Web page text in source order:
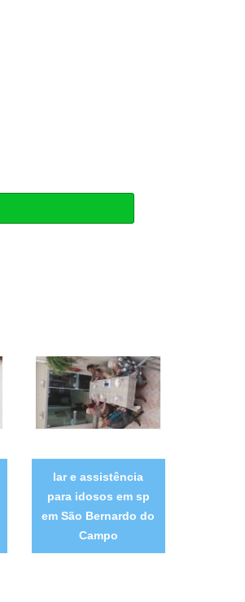
lar e assistência
para idosos em sp
em São Bernardo do
Campo